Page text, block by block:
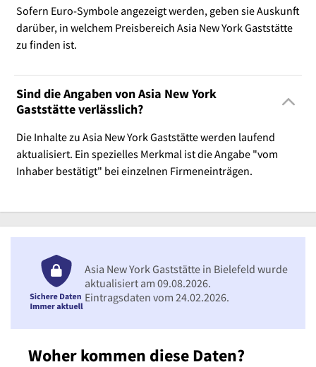
Sofern Euro-Symbole angezeigt werden, geben sie Auskunft
darüber, in welchem Preisbereich Asia New York Gaststätte
zu finden ist.
Sind die Angaben von Asia New York
Gaststätte verlässlich?
Die Inhalte zu Asia New York Gaststätte werden laufend
aktualisiert. Ein spezielles Merkmal ist die Angabe "vom
Inhaber bestätigt" bei einzelnen Firmeneinträgen.
Woher kommen diese Daten?
Asia New York Gaststätte in Bielefeld wurde
aktualisiert am 09.08.2026.
Eintragsdaten vom 24.02.2026.